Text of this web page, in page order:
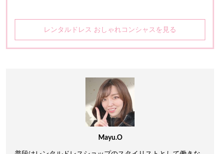
レンタルドレス おしゃれコンシャスを見る
Mayu.O